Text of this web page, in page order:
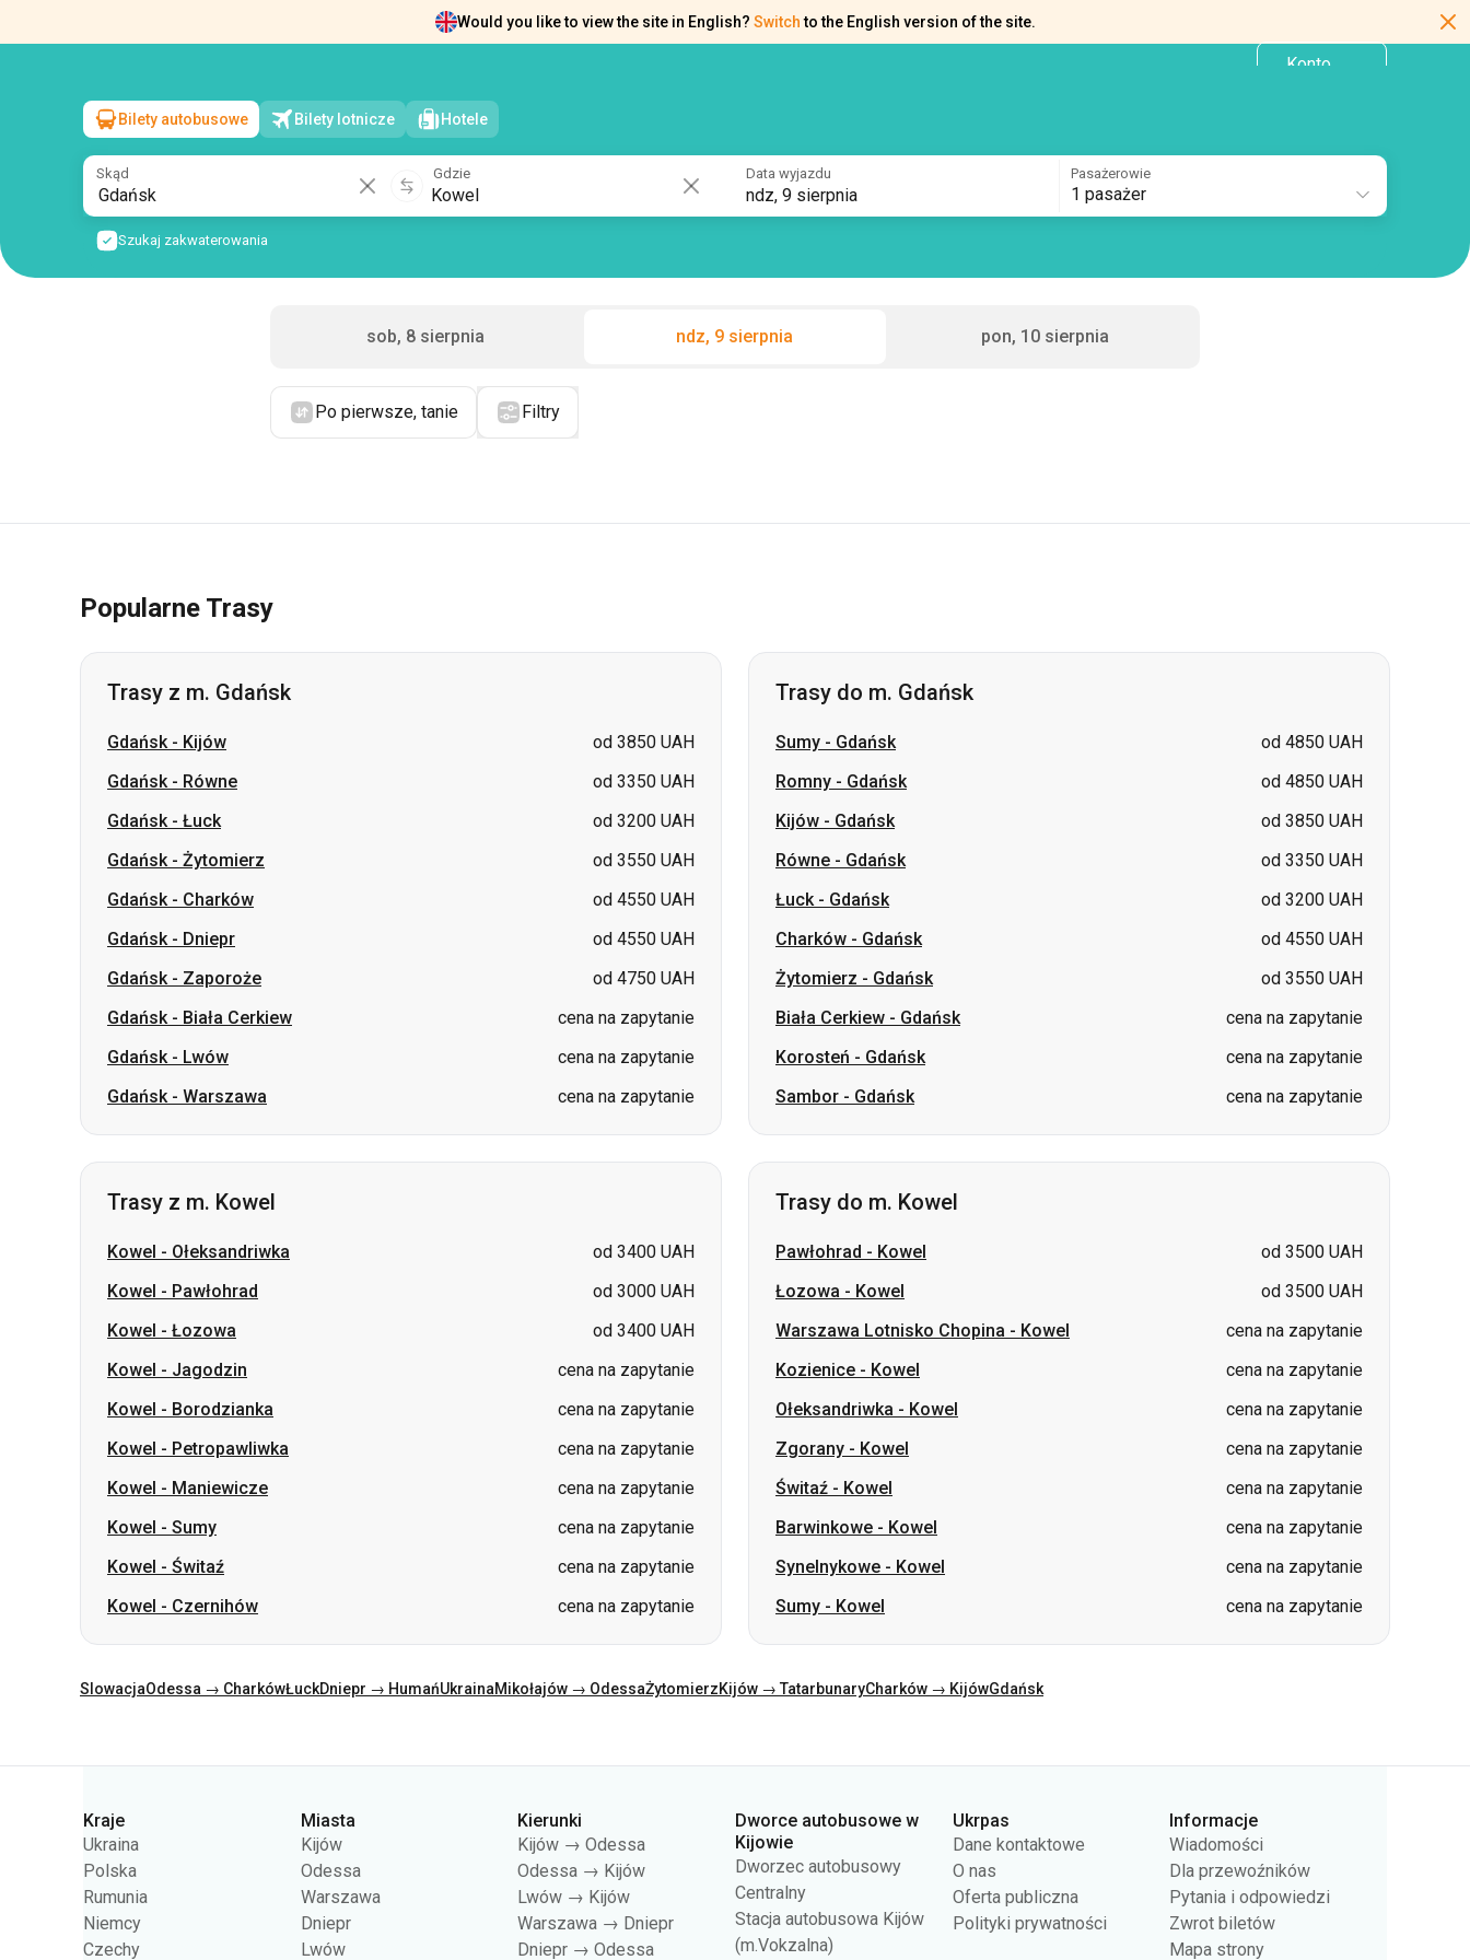
Would you like to view the site in English? Switch to the English version of the site.
Konto
Gdańsk→Kowel
ndz, 9 sierpnia/1 pasażer
Bilety autobusowe Bilety lotnicze Hotele
Skąd Gdzie Data wyjazdu
ndz, 9 sierpnia
Pasażerowie
1 pasażer
Szukaj zakwaterowania
sob, 8 sierpnia ndz, 9 sierpnia pon, 10 sierpnia
Po pierwsze, tanie Filtry
Popularne Trasy
Trasy z m. Gdańsk
Gdańsk- Kijów
od 3850 UAH
Gdańsk- Równe
od 3350 UAH
Gdańsk- Łuck
od 3200 UAH
Gdańsk- Żytomierz
od 3550 UAH
Gdańsk- Charków
od 4550 UAH
Gdańsk- Dniepr
od 4550 UAH
Gdańsk- Zaporoże
od 4750 UAH
Gdańsk- Biała Cerkiew
cena na zapytanie
Gdańsk- Lwów
cena na zapytanie
Gdańsk- Warszawa cena na zapytanie
Trasy do m. Gdańsk
Sumy - Gdańsk
od 4850 UAH
Romny - Gdańsk
od 4850 UAH
Kijów - Gdańsk
od 3850 UAH
Równe - Gdańsk
od 3350 UAH
Łuck- Gdańsk
od 3200 UAH
Charków - Gdańsk
od 4550 UAH
Żytomierz - Gdańsk
od 3550 UAH
Biała Cerkiew - Gdańsk
cena na zapytanie
Korosteń - Gdańsk
cena na zapytanie
Sambor - Gdańsk cena na zapytanie
Trasy z m. Kowel
Kowel - Ołeksandriwka
od 3400 UAH
Kowel - Pawłohrad
od 3000 UAH
Kowel - Łozowa
od 3400 UAH
Kowel - Jagodzin
cena na zapytanie
Kowel - Borodzianka
cena na zapytanie
Kowel - Petropawliwka
cena na zapytanie
Kowel - Maniewicze
cena na zapytanie
Kowel - Sumy
cena na zapytanie
Kowel - Świtaź
cena na zapytanie
Kowel - Czernihów cena na zapytanie
Trasy do m. Kowel
Pawłohrad - Kowel
od 3500 UAH
Łozowa - Kowel
od 3500 UAH
Warszawa Lotnisko Chopina - Kowel
cena na zapytanie
Kozienice - Kowel
cena na zapytanie
Ołeksandriwka - Kowel
cena na zapytanie
Zgorany - Kowel
cena na zapytanie
Świtaź - Kowel
cena na zapytanie
Barwinkowe - Kowel
cena na zapytanie
Synelnykowe - Kowel
cena na zapytanie
Sumy - Kowel cena na zapytanie
SlowacjaOdessa → CharkówŁuckDniepr → HumańUkrainaMikołajów → OdessaŻytomierzKijów → TatarbunaryCharków → KijówGdańsk
Kategorie
Kraje
Ukraina
Polska
Rumunia
Niemcy
Czechy
Miasta
Kijów
Odessa
Warszawa
Dniepr
Lwów
Kierunki
Kijów → Odessa
Odessa → Kijów
Lwów → Kijów
Warszawa → Dniepr
Dniepr → Odessa
Dworce autobusowe w
Kijowie
Dworzec autobusowy
Centralny
Stacja autobusowa Kijów
(m.Vokzalna)
Ukrpas
Dane kontaktowe
O nas
Oferta publiczna
Polityki prywatności
Informacje
Wiadomości
Dla przewoźników
Pytania i odpowiedzi
Zwrot biletów
Mapa strony